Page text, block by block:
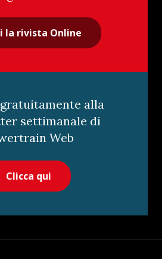
la rivista Online
alla
settimanale di
Web
Clicca qui